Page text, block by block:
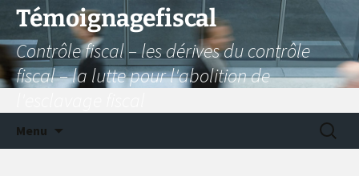
Aller
contenu
Témoignagefiscal
Contrôle fiscal – les dérives du contrôle
fiscal – la lutte pour l'abolition de
Menu